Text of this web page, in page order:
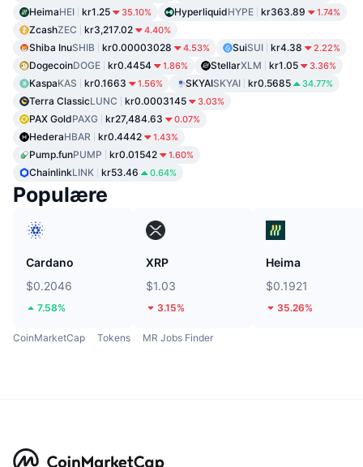
HeimaHEI kr1.25 35.10% HyperliquidHYPE kr363.89 1.74%
ZcashZEC kr3,217.02 4.40%
Shiba InuSHIB kr0.00003028 4.53% SuiSUI kr4.38 2.22%
DogecoinDOGE kr0.4454 1.86% StellarXLM kr1.05 3.36%
KaspaKAS kr0.1663 1.56% SKYAISKYAI kr0.5685 34.77%
Terra ClassicLUNC kr0.0003145 3.03%
PAX GoldPAXG kr27,484.63 0.07%
HederaHBAR kr0.4442 1.43%
Pump.funPUMP kr0.01542 1.60%
ChainlinkLINK kr53.46 0.64%
Populære
Cardano
$0.2046
7.58%
XRP
$1.03
3.15%
Heima
$0.1921
35.26%
CoinMarketCap Tokens MR Jobs Finder